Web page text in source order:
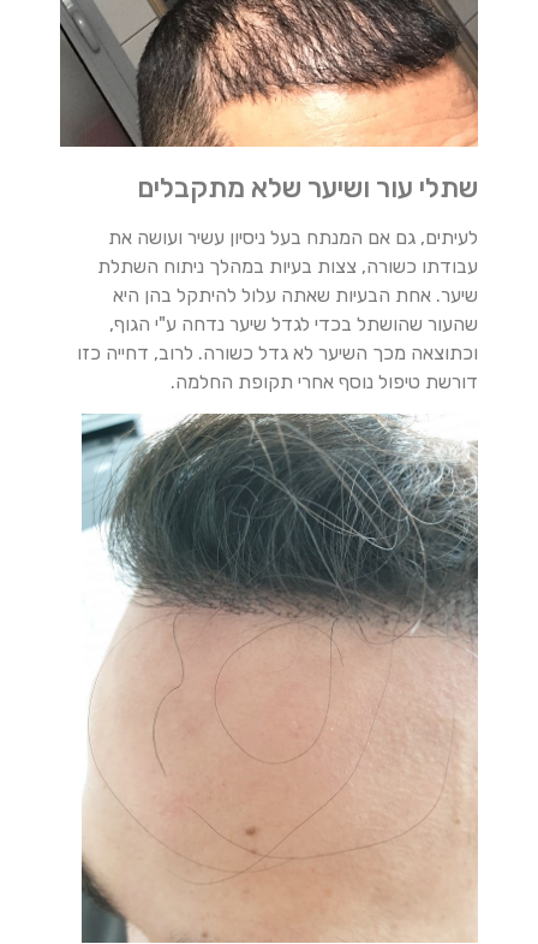
שתלי עור ושיער שלא מתקבלים
לעיתים, גם אם המנתח בעל ניסיון עשיר ועושה את
עבודתו כשורה, צצות בעיות במהלך ניתוח השתלת
שיער. אחת הבעיות שאתה עלול להיתקל בהן היא
שהעור שהושתל בכדי לגדל שיער נדחה ע"י הגוף,
וכתוצאה מכך השיער לא גדל כשורה. לרוב, דחייה כזו
דורשת טיפול נוסף אחרי תקופת החלמה.